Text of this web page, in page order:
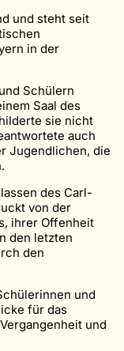
und steht seit
in der
Schülern
Saal des
sie nicht
auch
Jugendlichen, die
des Carl-
von der
ihrer Offenheit
den letzten
den
und
für das
und